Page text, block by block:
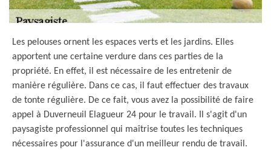
Les pelouses ornent les espaces verts et les jardins. Elles
apportent une certaine verdure dans ces parties de la
propriété. En effet, il est nécessaire de les entretenir de
manière régulière. Dans ce cas, il faut effectuer des travaux
de tonte régulière. De ce fait, vous avez la possibilité de faire
appel à Duverneuil Elagueur 24 pour le travail. Il s'agit d'un
paysagiste professionnel qui maîtrise toutes les techniques
nécessaires pour l'assurance d'un meilleur rendu de travail.